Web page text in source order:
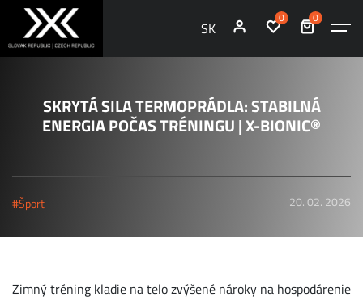
SK
0 0
SKRYTÁ SILA TERMOPRÁDLA: STABILNÁ
ENERGIA POČAS TRÉNINGU | X-BIONIC®
#Šport 20. 02. 2026
Zimný tréning kladie na telo zvýšené nároky na hospodárenie